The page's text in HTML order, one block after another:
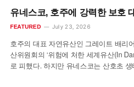
유네스코, 호주에 강력한 보호
FEATURED July 23, 2026
호주의 대표 자연유산인 그레이트 배리
산위원회의 ‘위험에 처한 세계유산(In
로 피했다. 하지만 유네스코는 산호초